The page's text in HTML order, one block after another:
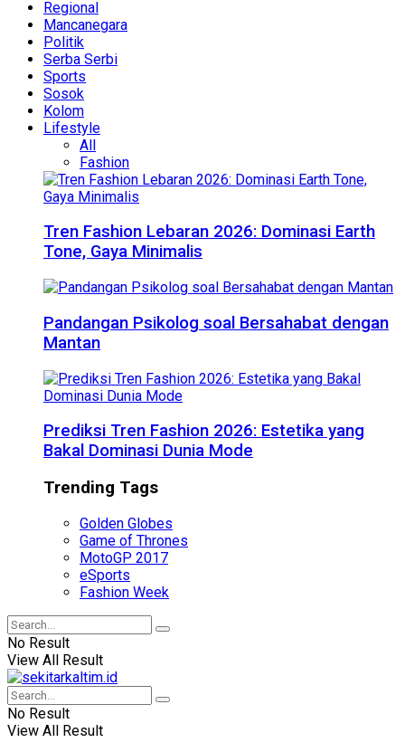
Regional
Mancanegara
Politik
Serba Serbi
Sports
Sosok
Kolom
Lifestyle
All
Fashion
Tren Fashion Lebaran 2026: Dominasi Earth
Tone, Gaya Minimalis
Pandangan Psikolog soal Bersahabat dengan
Mantan
Prediksi Tren Fashion 2026: Estetika yang
Bakal Dominasi Dunia Mode
Trending Tags
Golden Globes
Game of Thrones
MotoGP 2017
eSports
Fashion Week
No Result
View All Result
No Result
View All Result